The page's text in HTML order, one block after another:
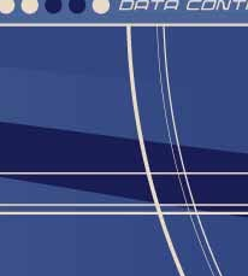
אזרחיה מפחדים לאתגר את
שמאלניים, ששכחו "מזה להיות
להט"ב בתל-אביב (תחת ההשטג הקליט
"#מחוץלחוק"), עוד כמה עשרות אלפים בכ-18 מצעדים שונים שנערכו במהלך
אחרת, אולי אפילו יותר ממספר המשתתפים
ב"מחאת הדיור" (או הקוטג'?) של שנת 2011. אכן, לא פלישתים עלינו כי אם
שאינן קיומיות לקהילה אחת
והוריהם לא